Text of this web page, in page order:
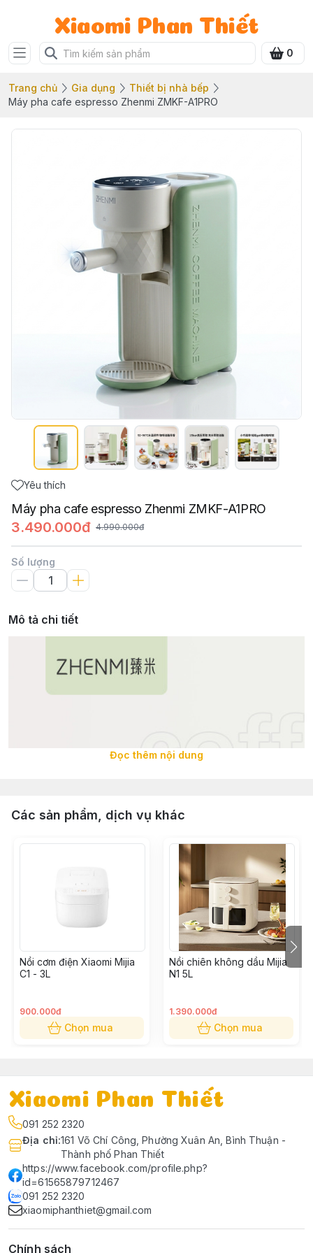
Xiaomi Phan Thiết
0
Trang chủ Gia dụng
Thiết bị nhà bếp
Máy pha cafe espresso Zhenmi ZMKF-A1PRO
Yêu thích
Máy pha cafe espresso Zhenmi ZMKF-A1PRO
3.490.000đ 4.990.000đ
Số lượng
Mô tả chi tiết
Đọc thêm nội dung
Các sản phẩm, dịch vụ khác
Nồi cơm điện Xiaomi Mijia
C1 - 3L
900.000đ
Chọn mua
Nồi chiên không dầu Mijia
N1 5L
1.390.000đ
Chọn mua
Xiaomi Phan Thiết
091 252 2320
Địa chỉ:161 Võ Chí Công, Phường Xuân An, Bình Thuận -
Thành phố Phan Thiết
https://www.facebook.com/profile.php?
id=61565879712467
091 252 2320
xiaomiphanthiet@gmail.com
Chính sách